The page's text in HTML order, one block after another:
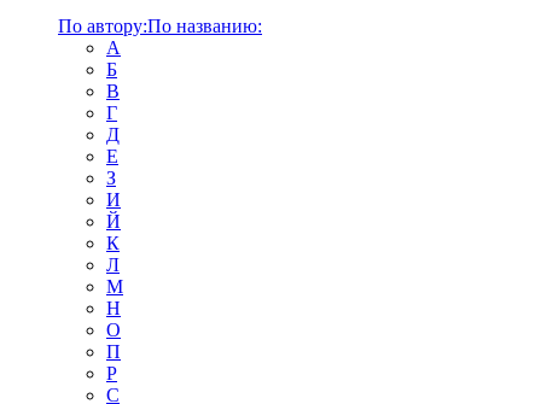
По автору:По названию:
А
Б
В
Г
Д
Е
З
И
Й
К
Л
М
Н
О
П
Р
С